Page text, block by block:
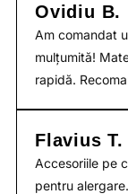
Ovidiu B.
Am comandat
mulțumită!
rapidă.
Flavius T.
Accesoriile pe
pentru